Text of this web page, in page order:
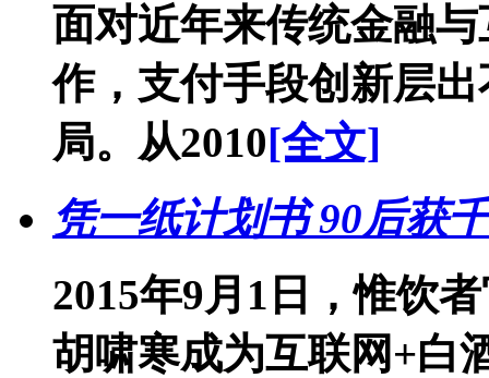
面对近年来传统金融
作，支付手段创新层
局。从2010[全文]
凭一纸计划书 90后获
2015年9月1日，惟饮
胡啸寒成为互联网+白